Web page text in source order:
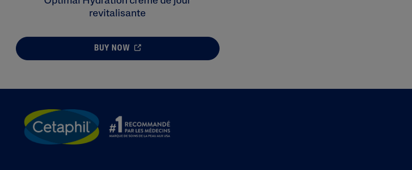
revitalisante
BUY NOW